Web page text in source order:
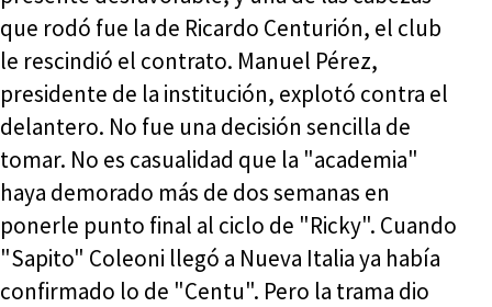
que rodó fue la de Ricardo Centurión, el club
le rescindió el contrato. Manuel Pérez,
presidente de la institución, explotó contra el
delantero. No fue una decisión sencilla de
tomar. No es casualidad que la "academia"
haya demorado más de dos semanas en
ponerle punto final al ciclo de "Ricky". Cuando
"Sapito" Coleoni llegó a Nueva Italia ya había
confirmado lo de "Centu". Pero la trama dio